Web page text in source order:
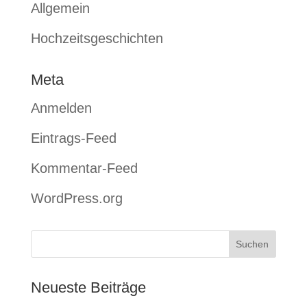
Allgemein
Hochzeitsgeschichten
Meta
Anmelden
Eintrags-Feed
Kommentar-Feed
WordPress.org
Neueste Beiträge